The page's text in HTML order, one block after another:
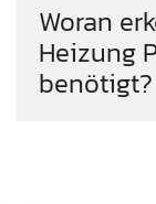
Woran
Heizung
benötigt?